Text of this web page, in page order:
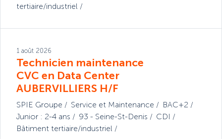
tertiaire/industriel
1 août 2026
Technicien maintenance
CVC en Data Center
AUBERVILLIERS H/F
SPIE Groupe Service et Maintenance
BAC+2
Junior : 2-4 ans
93 - Seine-St-Denis
CDI
Bâtiment tertiaire/industriel